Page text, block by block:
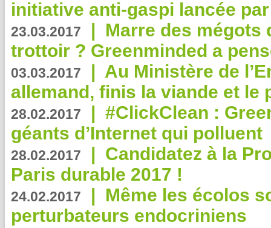
initiative anti-gaspi lancée
23.03.2017 | Marre des mégots
trottoir ? Greenminded a
03.03.2017 | Au Ministère de
allemand, finis la viande et le
28.02.2017 | #ClickClean :
géants d’Internet qui polluent
28.02.2017 | Candidatez à la
Paris durable 2017 !
24.02.2017 | Même les écolos
perturbateurs endocriniens